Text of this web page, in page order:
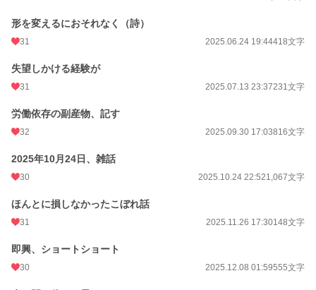
形を変えるにおそれなく（詩）
31 2025.06.24 19:44418文字
失望しかける経験が
31 2025.07.13 23:37231文字
労働依存の副産物、記す
32 2025.09.30 17:03816文字
2025年10月24日、雑話
30 2025.10.24 22:521,067文字
ほんとに損しなかったこぼれ話
31 2025.11.26 17:30148文字
即興、ショートショート
30 2025.12.08 01:59555文字